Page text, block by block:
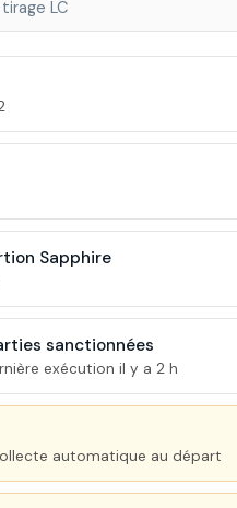
LC
Sapphire
sanctionnées
exécution il y a 2 h
automatique au départ